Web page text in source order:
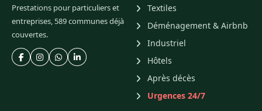
Prestations pour particuliers et
entreprises, 589 communes déjà
couvertes.
Textiles
Déménagement & Airbnb
Industriel
Hôtels
Après décès
Urgences 24/7